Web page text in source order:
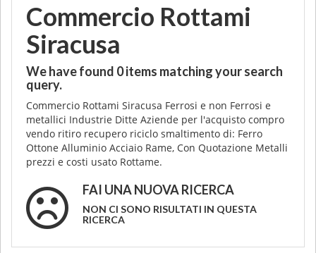
Commercio Rottami
Siracusa
We have found 0items matching your search
query.
Commercio Rottami Siracusa Ferrosi e non Ferrosi e
metallici Industrie Ditte Aziende per l'acquisto compro
vendo ritiro recupero riciclo smaltimento di: Ferro
Ottone Alluminio Acciaio Rame, Con Quotazione Metalli
prezzi e costi usato Rottame.
FAI UNA NUOVA RICERCA
NON CI SONO RISULTATI IN QUESTA
RICERCA